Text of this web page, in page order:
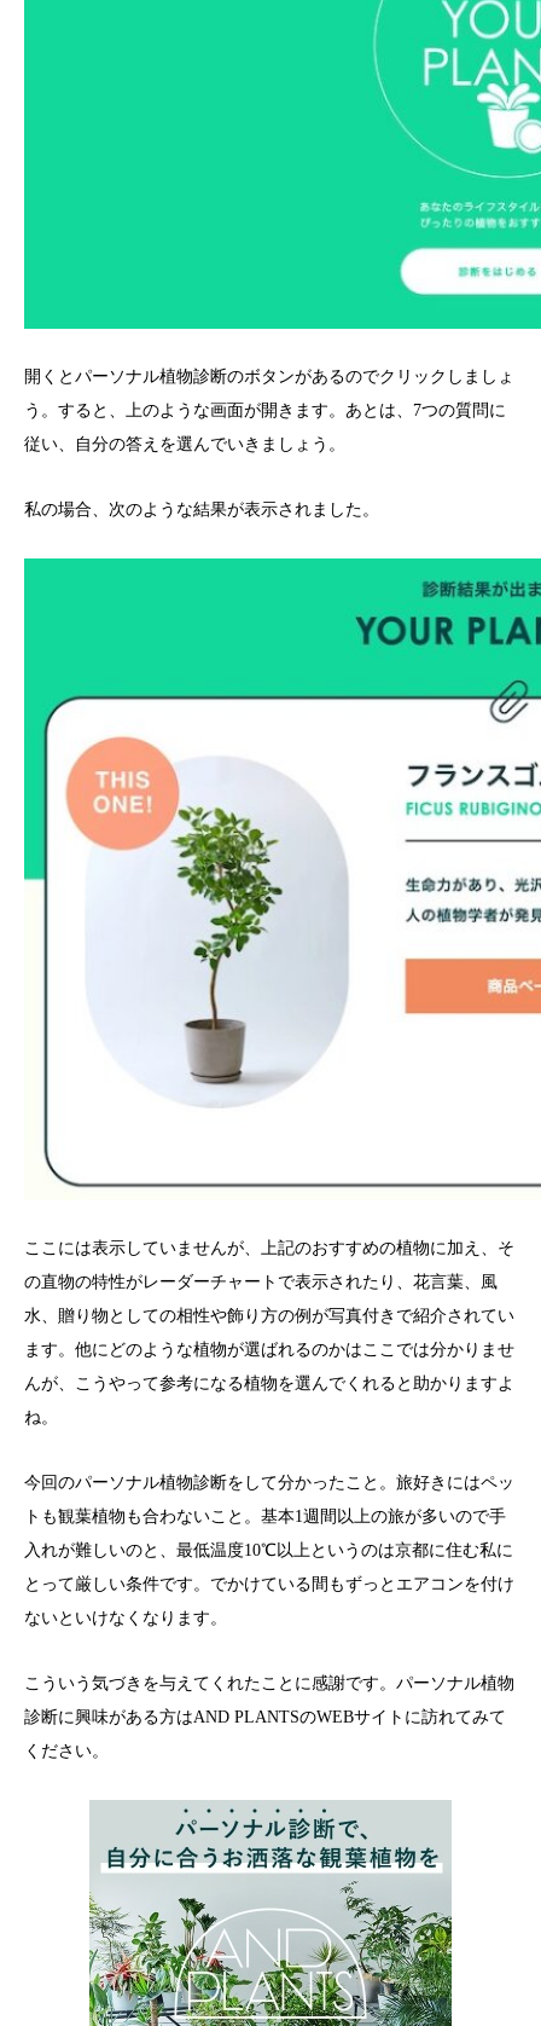
開くとパーソナル植物診断のボタンがあるのでクリックしましょ
う。すると、上のような画面が開きます。あとは、7つの質問に
従い、自分の答えを選んでいきましょう。
私の場合、次のような結果が表示されました。
ここには表示していませんが、上記のおすすめの植物に加え、そ
の直物の特性がレーダーチャートで表示されたり、花言葉、風
水、贈り物としての相性や飾り方の例が写真付きで紹介されてい
ます。他にどのような植物が選ばれるのかはここでは分かりませ
んが、こうやって参考になる植物を選んでくれると助かりますよ
ね。
今回のパーソナル植物診断をして分かったこと。旅好きにはペッ
トも観葉植物も合わないこと。基本1週間以上の旅が多いので手
入れが難しいのと、最低温度10℃以上というのは京都に住む私に
とって厳しい条件です。でかけている間もずっとエアコンを付け
ないといけなくなります。
こういう気づきを与えてくれたことに感謝です。パーソナル植物
診断に興味がある方はAND PLANTSのWEBサイトに訪れてみて
ください。